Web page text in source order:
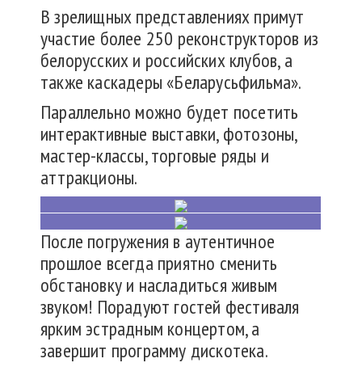
В зрелищных представлениях примут
участие более 250 реконструкторов из
белорусских и российских клубов, а
также каскадеры «Беларусьфильма».
Параллельно можно будет посетить
интерактивные выставки, фотозоны,
мастер-классы, торговые ряды и
аттракционы.
После погружения в аутентичное
прошлое всегда приятно сменить
обстановку и насладиться живым
звуком! Порадуют гостей фестиваля
ярким эстрадным концертом, а
завершит программу дискотека.